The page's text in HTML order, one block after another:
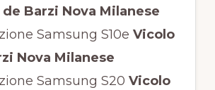
Barzi Nova Milanese
Samsung S10e Vicolo
Nova Milanese
Samsung S20 Vicolo